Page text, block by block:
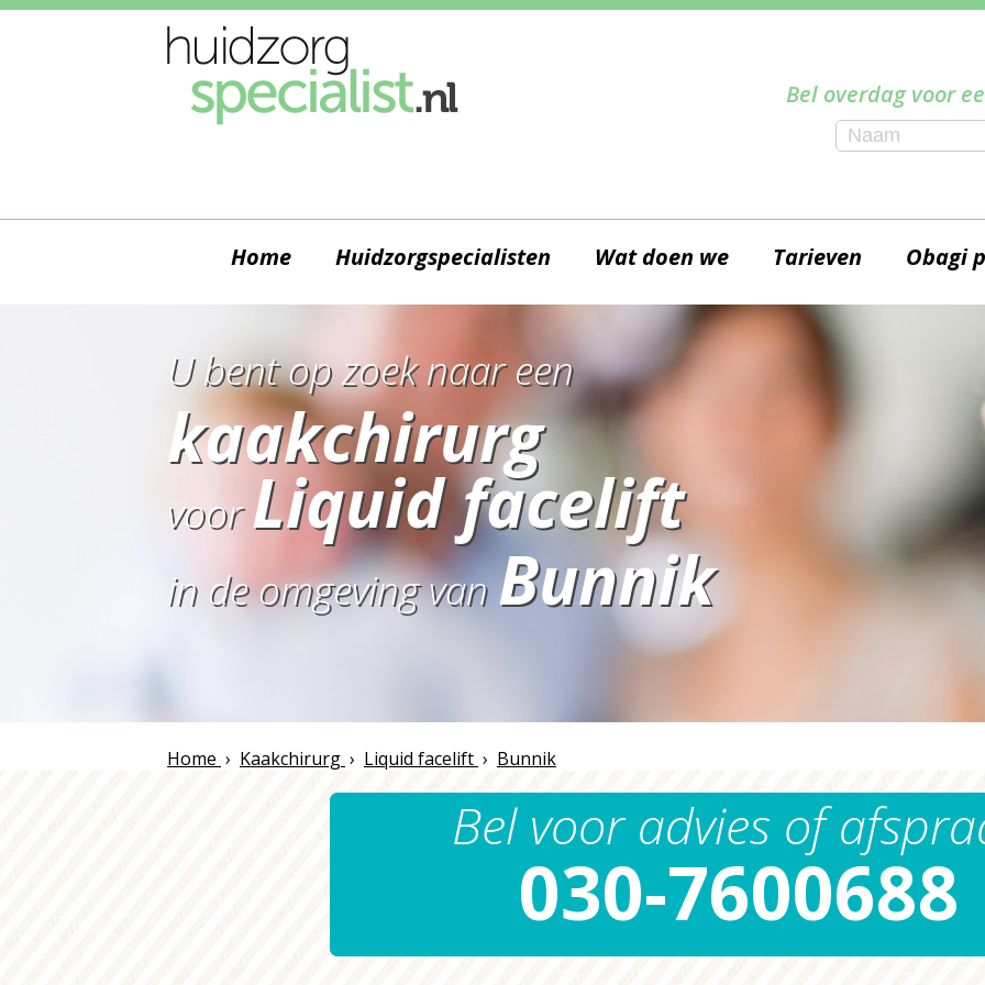
Bel overdag voor
Home Huidzorgspecialisten Wat doen we Tarieven Obagi
U bent op zoek naar een
kaakchirurg
voorLiquid facelift
in de omgeving vanBunnik
Home › Kaakchirurg › Liquid facelift › Bunnik
Bel voor advies of
030-7600688